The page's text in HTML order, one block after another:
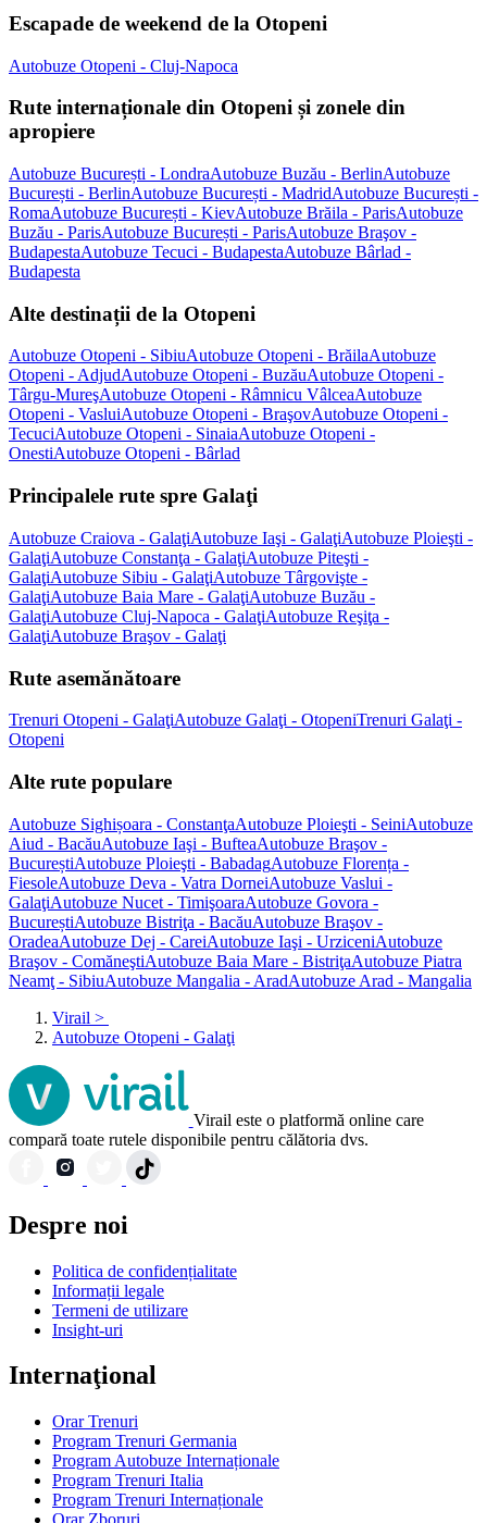
Escapade de weekend de la Otopeni
Autobuze Otopeni - Cluj-Napoca
Rute internaționale din Otopeni și zonele din
apropiere
Autobuze București - LondraAutobuze Buzău - BerlinAutobuze
București - BerlinAutobuze București - MadridAutobuze București -
RomaAutobuze București - KievAutobuze Brăila - ParisAutobuze
Buzău - ParisAutobuze București - ParisAutobuze Braşov -
BudapestaAutobuze Tecuci - BudapestaAutobuze Bârlad -
Budapesta
Alte destinații de la Otopeni
Autobuze Otopeni - SibiuAutobuze Otopeni - BrăilaAutobuze
Otopeni - AdjudAutobuze Otopeni - BuzăuAutobuze Otopeni -
Târgu-MureşAutobuze Otopeni - Râmnicu VâlceaAutobuze
Otopeni - VasluiAutobuze Otopeni - BraşovAutobuze Otopeni -
TecuciAutobuze Otopeni - SinaiaAutobuze Otopeni -
OnestiAutobuze Otopeni - Bârlad
Principalele rute spre Galaţi
Autobuze Craiova - GalaţiAutobuze Iaşi - GalaţiAutobuze Ploieşti -
GalaţiAutobuze Constanţa - GalaţiAutobuze Piteşti -
GalaţiAutobuze Sibiu - GalaţiAutobuze Târgovişte -
GalaţiAutobuze Baia Mare - GalaţiAutobuze Buzău -
GalaţiAutobuze Cluj-Napoca - GalaţiAutobuze Reşiţa -
GalaţiAutobuze Braşov - Galaţi
Rute asemănătoare
Trenuri Otopeni - GalaţiAutobuze Galaţi - OtopeniTrenuri Galaţi -
Otopeni
Alte rute populare
Autobuze Sighișoara - ConstanţaAutobuze Ploieşti - SeiniAutobuze
Aiud - BacăuAutobuze Iaşi - BufteaAutobuze Braşov -
BucureștiAutobuze Ploieşti - BabadagAutobuze Florența -
FiesoleAutobuze Deva - Vatra DorneiAutobuze Vaslui -
GalaţiAutobuze Nucet - TimişoaraAutobuze Govora -
BucureștiAutobuze Bistriţa - BacăuAutobuze Braşov -
OradeaAutobuze Dej - CareiAutobuze Iaşi - UrziceniAutobuze
Braşov - ComăneştiAutobuze Baia Mare - BistriţaAutobuze Piatra
Neamţ - SibiuAutobuze Mangalia - AradAutobuze Arad - Mangalia
Virail >
Autobuze Otopeni - Galaţi
Virail este o platformă online care
compară toate rutele disponibile pentru călătoria dvs.
Despre noi
Politica de confidențialitate
Informații legale
Termeni de utilizare
Insight-uri
Internaţional
Orar Trenuri
Program Trenuri Germania
Program Autobuze Internaționale
Program Trenuri Italia
Program Trenuri Internaționale